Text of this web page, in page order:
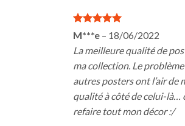
Note5
sur
5
M***e – 18/06/2022
La meilleure qualité de
ma collection. Le problème
autres posters ont l’air de
qualité à côté de celui-là…
refaire tout mon décor :/